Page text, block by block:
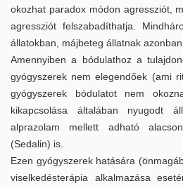
Szív és bőrférgesség
Szív és bőrférgesség
Galéria
Kapcsolat
Elérhetőség
okozhat paradox módon agressziót,
agressziót felszabadíthatja.
állatokban, májbeteg állatnak
Amennyiben a bódulathoz a
gyógyszerek nem elegendőek (ami
gyógyszerek bódulatot nem
kikapcsolása általában nyugodt
alprazolam mellett adható
(Sedalin) is.
Ezen gyógyszerek hatására
viselkedésterápia alkalmazása